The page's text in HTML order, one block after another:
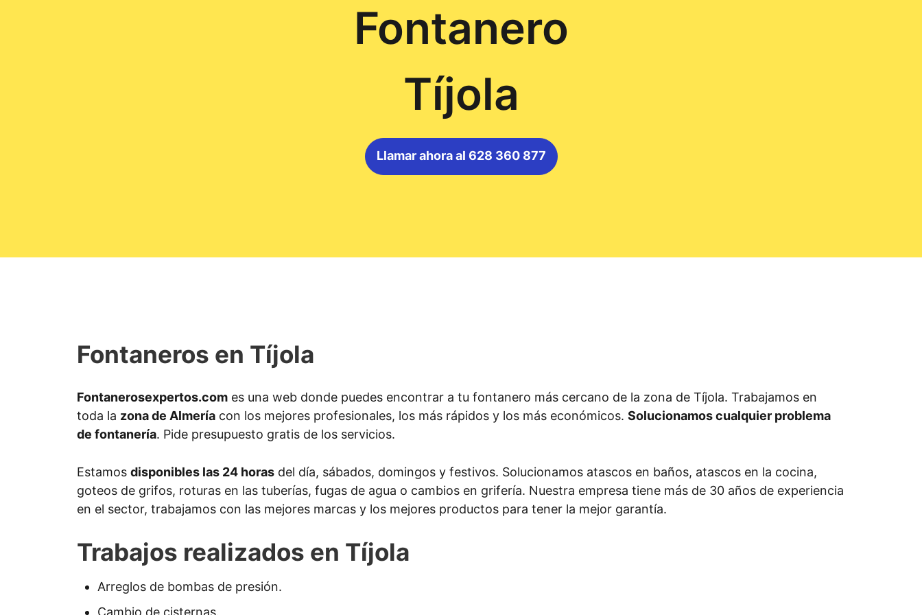
Fontanero
Tíjola
Llamar ahora al 628 360 877
Fontaneros en Tíjola
Fontanerosexpertos.com es una web donde puedes encontrar a tu fontanero más cercano de la zona de Tíjola. Trabajamos en
toda la zona de Almería con los mejores profesionales, los más rápidos y los más económicos. Solucionamos cualquier problema
de fontanería. Pide presupuesto gratis de los servicios.
Estamos disponibles las 24 horas del día, sábados, domingos y festivos. Solucionamos atascos en baños, atascos en la cocina,
goteos de grifos, roturas en las tuberías, fugas de agua o cambios en grifería. Nuestra empresa tiene más de 30 años de experiencia
en el sector, trabajamos con las mejores marcas y los mejores productos para tener la mejor garantía.
Trabajos realizados en Tíjola
Arreglos de bombas de presión.
Cambio de cisternas.